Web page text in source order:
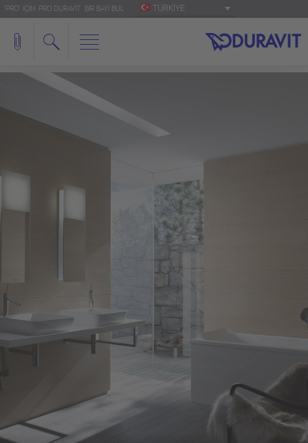
'PRO' IÇIN: PRO.DURAVIT BIR BAYI BUL TÜRKIYE